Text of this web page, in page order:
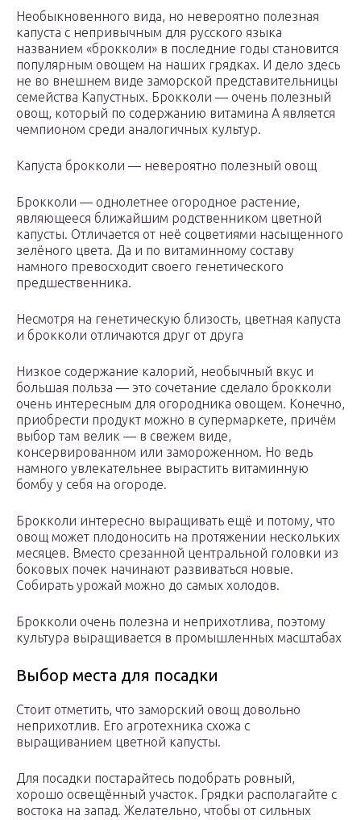
Необыкновенного вида, но невероятно полезная
капуста с непривычным для русского языка
названием «брокколи» в последние годы становится
популярным овощем на наших грядках. И дело здесь
не во внешнем виде заморской представительницы
семейства Капустных. Брокколи — очень полезный
овощ, который по содержанию витамина А является
чемпионом среди аналогичных культур.
Капуста брокколи — невероятно полезный овощ
Брокколи — однолетнее огородное растение,
являющееся ближайшим родственником цветной
капусты. Отличается от неё соцветиями насыщенного
зелёного цвета. Да и по витаминному составу
намного превосходит своего генетического
предшественника.
Несмотря на генетическую близость, цветная капуста
и брокколи отличаются друг от друга
Низкое содержание калорий, необычный вкус и
большая польза — это сочетание сделало брокколи
очень интересным для огородника овощем. Конечно,
приобрести продукт можно в супермаркете, причём
выбор там велик — в свежем виде,
консервированном или замороженном. Но ведь
намного увлекательнее вырастить витаминную
бомбу у себя на огороде.
Брокколи интересно выращивать ещё и потому, что
овощ может плодоносить на протяжении нескольких
месяцев. Вместо срезанной центральной головки из
боковых почек начинают развиваться новые.
Собирать урожай можно до самых холодов.
Брокколи очень полезна и неприхотлива, поэтому
культура выращивается в промышленных масштабах
Выбор места для посадки
Стоит отметить, что заморский овощ довольно
неприхотлив. Его агротехника схожа с
выращиванием цветной капусты.
Для посадки постарайтесь подобрать ровный,
хорошо освещённый участок. Грядки располагайте с
востока на запад. Желательно, чтобы от сильных